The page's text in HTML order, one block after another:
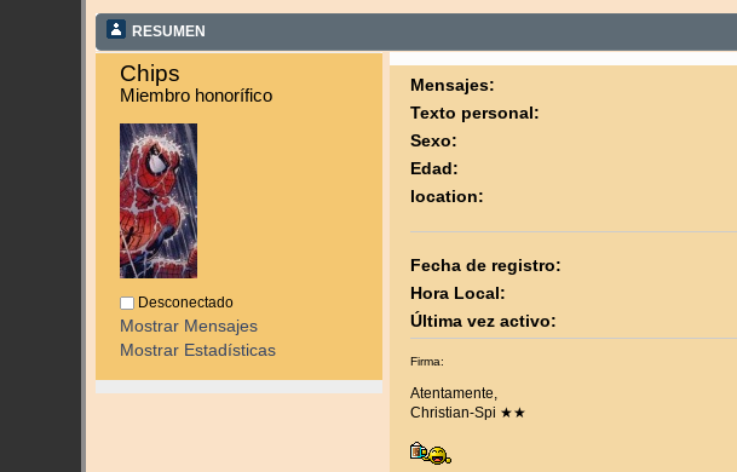
RESUMEN
Chips
Miembro honorífico
Desconectado
Mostrar Mensajes
Mostrar Estadísticas
Mensajes:
Texto personal:
Sexo:
Edad:
location:
Fecha de registro:
Hora Local:
Última vez activo:
Firma:
Atentamente,
Christian-Spi ★★